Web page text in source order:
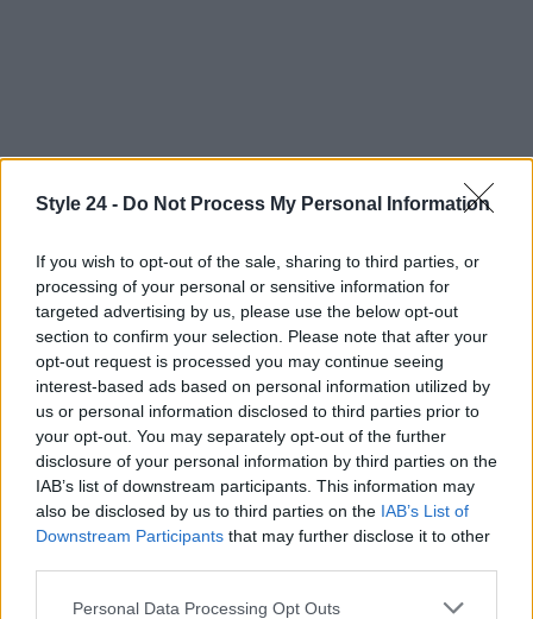
Style 24 - Do Not Process My Personal Information
If you wish to opt-out of the sale, sharing to third parties, or
processing of your personal or sensitive information for
targeted advertising by us, please use the below opt-out
section to confirm your selection. Please note that after your
opt-out request is processed you may continue seeing
interest-based ads based on personal information utilized by
us or personal information disclosed to third parties prior to
your opt-out. You may separately opt-out of the further
disclosure of your personal information by third parties on the
IAB’s list of downstream participants. This information may
also be disclosed by us to third parties on the IAB’s List of
Downstream Participants that may further disclose it to other
Please note that this website/app uses one or more Google
Personal Data Processing Opt Outs
Continua a leggere
LIFESTYLE